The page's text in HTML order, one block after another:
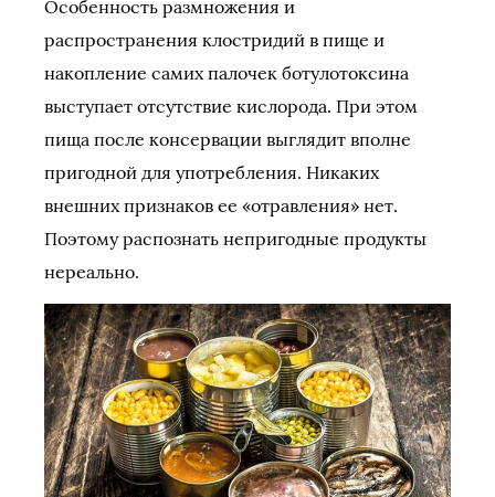
Особенность размножения и
распространения клостридий в пище и
накопление самих палочек ботулотоксина
выступает отсутствие кислорода. При этом
пища после консервации выглядит вполне
пригодной для употребления. Никаких
внешних признаков ее «отравления» нет.
Поэтому распознать непригодные продукты
нереально.